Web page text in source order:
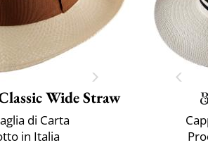
Wide Straw
di Carta
in Italia